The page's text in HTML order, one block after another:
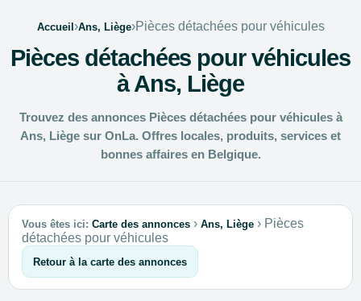
Accueil›Ans, Liège›Pièces détachées pour véhicules
Pièces détachées pour véhicules
à Ans, Liège
Trouvez des annonces Pièces détachées pour véhicules à
Ans, Liège sur OnLa. Offres locales, produits, services et
bonnes affaires en Belgique.
Vous êtes ici: Carte des annonces › Ans, Liège › Pièces
détachées pour véhicules
Retour à la carte des annonces